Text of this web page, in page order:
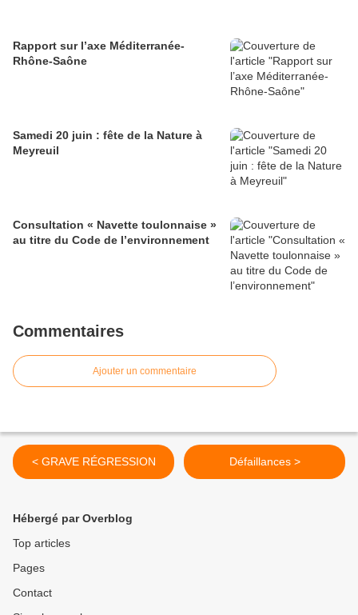
Rapport sur l’axe Méditerranée-
Rhône-Saône
Samedi 20 juin : fête de la Nature à
Meyreuil
Consultation « Navette toulonnaise »
au titre du Code de l’environnement
Commentaires
Ajouter un commentaire
< GRAVE RÉGRESSION Défaillances >
Hébergé par Overblog
Top articles
Pages
Contact